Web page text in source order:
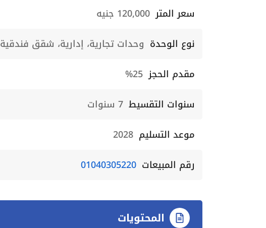
سعر المتر 120,000 جنيه
نوع الوحدة وحدات تجارية، إدارية، شقق فندقية
مقدم الحجز 25%
سنوات التقسيط 7 سنوات
موعد التسليم 2028
رقم المبيعات 01040305220
المحتويات